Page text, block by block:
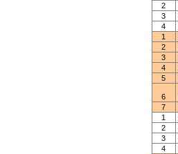
2
3
4
1
2
3
4
5
6
7
1
2
3
4